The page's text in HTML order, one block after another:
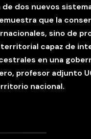
dos nuevos
que la
sino de
capaz de
en una
profesor adjunto
nacional.